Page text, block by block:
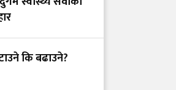
स्वच्छता र गुणस्तर
मन्त्रालय परिवर्तन
सुधार?
कि बढाउने?